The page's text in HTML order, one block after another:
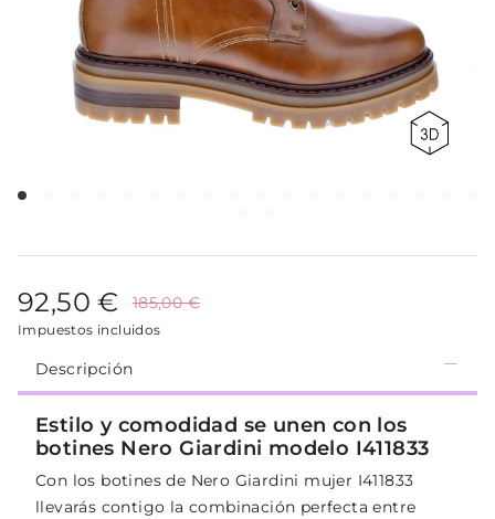
92,50 € 185,00 €
Impuestos incluidos
Descripción
Estilo y comodidad se unen con los
botines Nero Giardini modelo I411833
Con los botines de Nero Giardini mujer I411833
llevarás contigo la combinación perfecta entre